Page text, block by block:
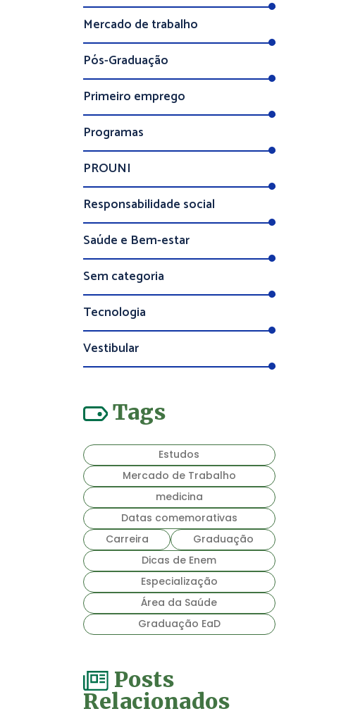
Mercado de trabalho
Pós-Graduação
Primeiro emprego
Programas
PROUNI
Responsabilidade social
Saúde e Bem-estar
Sem categoria
Tecnologia
Vestibular
Tags
Estudos
Mercado de Trabalho
medicina
Datas comemorativas
Carreira
Graduação
Dicas de Enem
Especialização
Área da Saúde
Graduação EaD
Posts
Relacionados